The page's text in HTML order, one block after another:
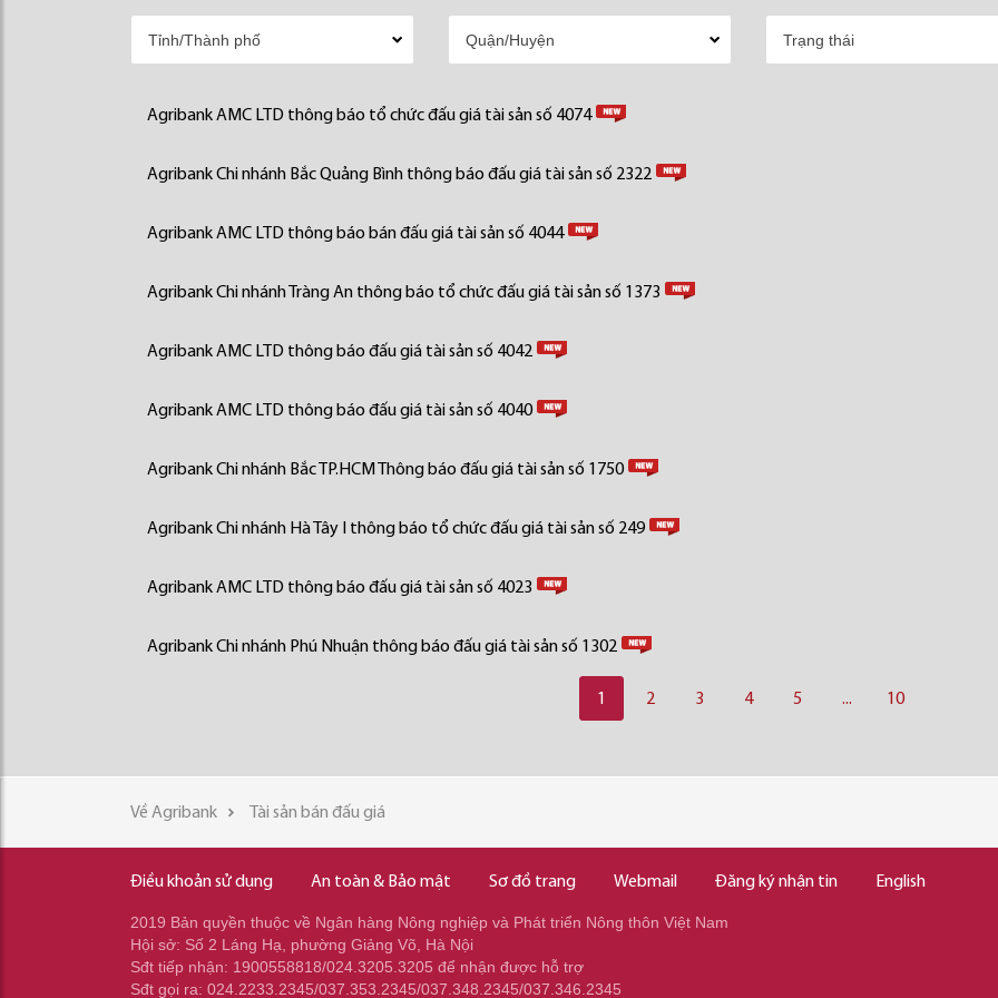
Agribank AMC LTD thông báo tổ chức đấu giá tài sản số 4074
Agribank Chi nhánh Bắc Quảng Bình thông báo đấu giá tài sản số 2322
Agribank AMC LTD thông báo bán đấu giá tài sản số 4044
Agribank Chi nhánh Tràng An thông báo tổ chức đấu giá tài sản số 1373
Agribank AMC LTD thông báo đấu giá tài sản số 4042
Agribank AMC LTD thông báo đấu giá tài sản số 4040
Agribank Chi nhánh Bắc TP.HCM Thông báo đấu giá tài sản số 1750
Agribank Chi nhánh Hà Tây I thông báo tổ chức đấu giá tài sản số 249
Agribank AMC LTD thông báo đấu giá tài sản số 4023
Agribank Chi nhánh Phú Nhuận thông báo đấu giá tài sản số 1302
1 2 3 4 5 ... 10
Về Agribank Tài sản bán đấu giá
Điều khoản sử dụng An toàn & Bảo mật Sơ đồ trang Webmail Đăng ký nhận tin English
2019 Bản quyền thuộc về Ngân hàng Nông nghiệp và Phát triển Nông thôn Việt Nam
Hội sở: Số 2 Láng Hạ, phường Giảng Võ, Hà Nội
Sđt tiếp nhận: 1900558818/024.3205.3205 để nhận được hỗ trợ
Sđt gọi ra: 024.2233.2345/037.353.2345/037.348.2345/037.346.2345